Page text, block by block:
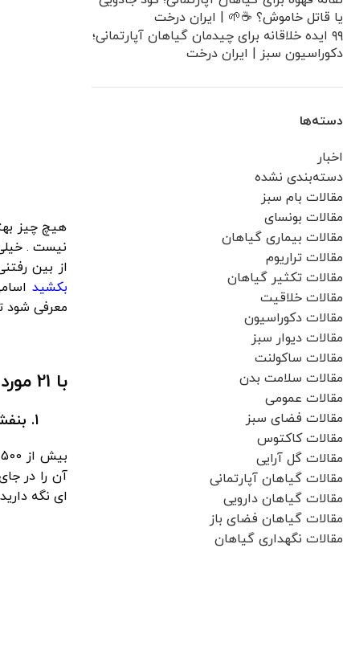
یا قاتل خاموش؟ ☕🌱 | ایران درخت
۹۹ ایده خلاقانه برای چیدمان گیاهان آپارتمانی؛
دکوراسیون سبز | ایران درخت
دسته‌ها
اخبار
دسته‌بندی نشده
مقالات بام سبز
مقالات بونسای
مقالات بیماری گیاهان
مقالات تراریوم
مقالات تکثیر گیاهان
مقالات خلاقیت
مقالات دکوراسیون
مقالات دیوار سبز
مقالات ساکولنت
مقالات سلامت بدن
مقالات عمومی
مقالات فضای سبز
مقالات کاکتوس
مقالات گل آرایی
مقالات گیاهان آپارتمانی
مقالات گیاهان دارویی
مقالات گیاهان فضای باز
مقالات نگهداری گیاهان
هیچ چیز
نیست .
از بین
بکشید
معرفی شود
با 21 مورد گل آپارتمانی مقاوم و خوشرنگ آشنا شوید !
1. بنفشه
آن را در
ای نگه